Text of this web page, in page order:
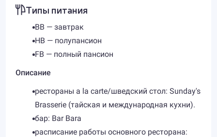
Типы питания
BB — завтрак
HB — полупансион
FB — полный пансион
Описание
рестораны a la carte/шведский стол: Sunday's
Brasserie (тайская и международная кухни).
бар: Bar Bara
расписание работы основного ресторана: